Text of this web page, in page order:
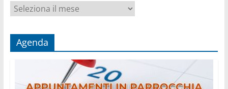
Archivio
per
Agenda